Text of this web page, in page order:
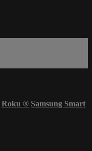
Roku ® Samsung Smart